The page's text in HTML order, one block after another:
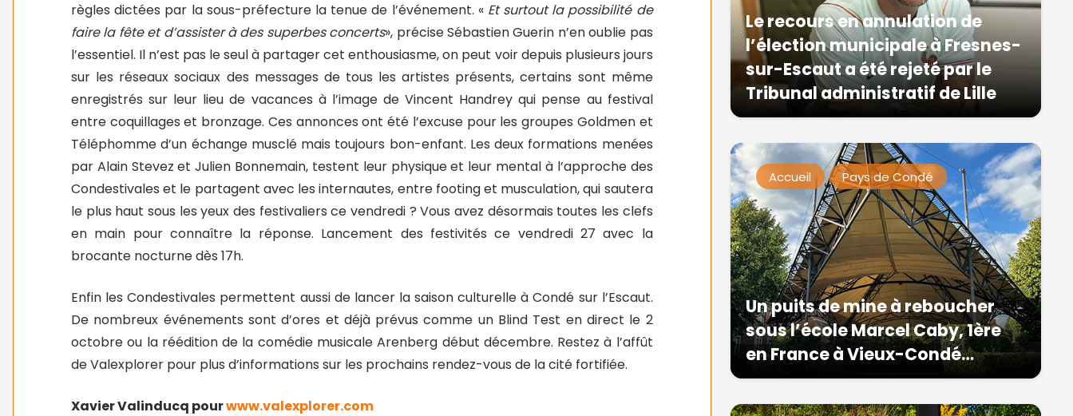
règles dictées par la sous-préfecture la tenue de l’événement. « Et surtout la possibilité de
faire la fête et d’assister à des superbes concerts», précise Sébastien Guerin n’en oublie pas
l’essentiel. Il n’est pas le seul à partager cet enthousiasme, on peut voir depuis plusieurs jours
sur les réseaux sociaux des messages de tous les artistes présents, certains sont même
enregistrés sur leur lieu de vacances à l’image de Vincent Handrey qui pense au festival
entre coquillages et bronzage. Ces annonces ont été l’excuse pour les groupes Goldmen et
Téléphomme d’un échange musclé mais toujours bon-enfant. Les deux formations menées
par Alain Stevez et Julien Bonnemain, testent leur physique et leur mental à l’approche des
Condestivales et le partagent avec les internautes, entre footing et musculation, qui sautera
le plus haut sous les yeux des festivaliers ce vendredi ? Vous avez désormais toutes les clefs
en main pour connaître la réponse. Lancement des festivités ce vendredi 27 avec la
brocante nocturne dès 17h.
Enfin les Condestivales permettent aussi de lancer la saison culturelle à Condé sur l’Escaut.
De nombreux événements sont d’ores et déjà prévus comme un Blind Test en direct le 2
octobre ou la réédition de la comédie musicale Arenberg début décembre. Restez à l’affût
de Valexplorer pour plus d’informations sur les prochains rendez-vous de la cité fortifiée.
Xavier Valinducq pourwww.valexplorer.com
Le recours en annulation de
l’élection municipale à Fresnes-
sur-Escaut a été rejeté par le
Tribunal administratif de Lille
Accueil Pays de Condé
Un puits de mine à reboucher
sous l’école Marcel Caby, 1ère
en France à Vieux-Condé…